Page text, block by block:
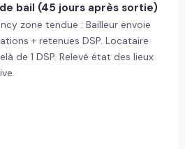
bail (45 jours après sortie)
zone tendue : Bailleur envoie
+ retenues DSP. Locataire
de 1 DSP. Relevé état des lieux